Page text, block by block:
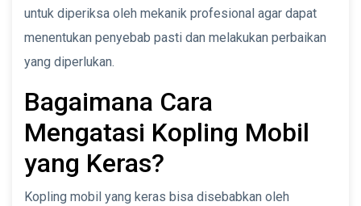
untuk diperiksa oleh mekanik profesional agar dapat
menentukan penyebab pasti dan melakukan perbaikan
yang diperlukan.
Bagaimana Cara
Mengatasi Kopling Mobil
yang Keras?
Kopling mobil yang keras bisa disebabkan oleh